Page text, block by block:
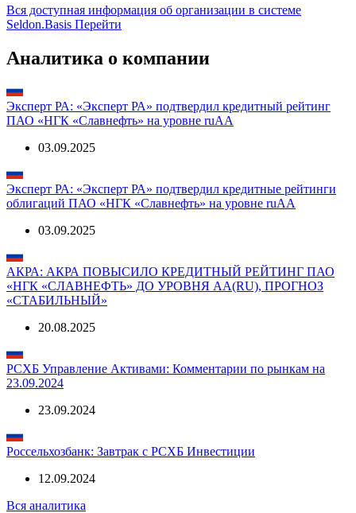
Вся доступная информация об организации в системе
Seldon.Basis Перейти
Аналитика о компании
Эксперт РА: «Эксперт РА» подтвердил кредитный рейтинг
ПАО «НГК «Славнефть» на уровне ruAA
03.09.2025
Эксперт РА: «Эксперт РА» подтвердил кредитные рейтинги
облигаций ПАО «НГК «Славнефть» на уровне ruAA
03.09.2025
АКРА: АКРА ПОВЫСИЛО КРЕДИТНЫЙ РЕЙТИНГ ПАО
«НГК «СЛАВНЕФТЬ» ДО УРОВНЯ AA(RU), ПРОГНОЗ
«СТАБИЛЬНЫЙ»
20.08.2025
РСХБ Управление Активами: Комментарии по рынкам на
23.09.2024
23.09.2024
Россельхозбанк: Завтрак с РСХБ Инвестиции
12.09.2024
Вся аналитика